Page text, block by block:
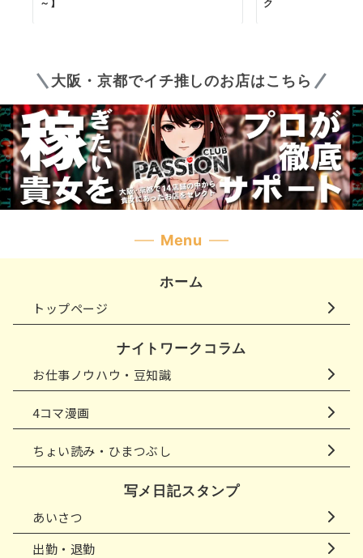
～】
ク
大阪・京都でイチ推しのお店はこちら
Menu
ホーム
トップページ
ナイトワークコラム
お仕事ノウハウ・豆知識
4コマ漫画
ちょい読み・ひまつぶし
写メ日記スタンプ
あいさつ
出勤・退勤